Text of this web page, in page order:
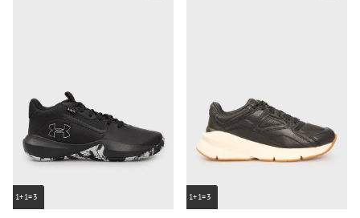
1+1=3 1+1=3